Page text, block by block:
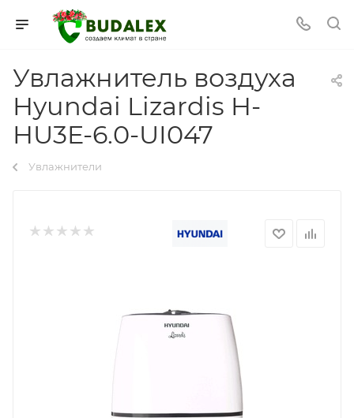
Увлажнитель воздуха
Hyundai Lizardis H-
HU3E-6.0-UI047
Увлажнители